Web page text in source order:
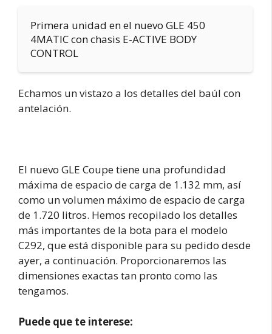
Primera unidad en el nuevo GLE 450
4MATIC con chasis E-ACTIVE BODY
CONTROL
Echamos un vistazo a los detalles del baúl con
antelación.
El nuevo GLE Coupe tiene una profundidad
máxima de espacio de carga de 1.132 mm, así
como un volumen máximo de espacio de carga
de 1.720 litros. Hemos recopilado los detalles
más importantes de la bota para el modelo
C292, que está disponible para su pedido desde
ayer, a continuación. Proporcionaremos las
dimensiones exactas tan pronto como las
tengamos.
Puede que te interese: